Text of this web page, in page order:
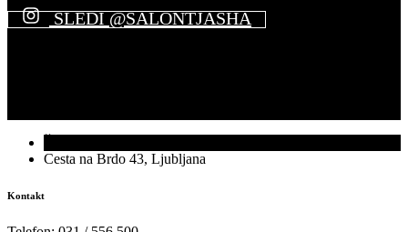
SLEDI @SALONTJASHA
Cesta na Brdo 43, Ljubljana
Kontakt